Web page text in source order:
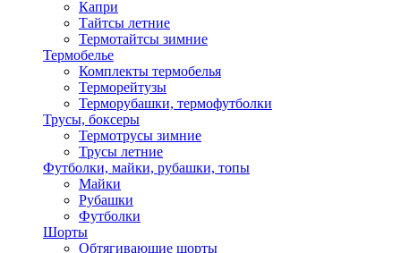
Капри
Тайтсы летние
Термотайтсы зимние
Термобелье
Комплекты термобелья
Терморейтузы
Терморубашки, термофутболки
Трусы, боксеры
Термотрусы зимние
Трусы летние
Футболки, майки, рубашки, топы
Майки
Рубашки
Футболки
Шорты
Обтягивающие шорты